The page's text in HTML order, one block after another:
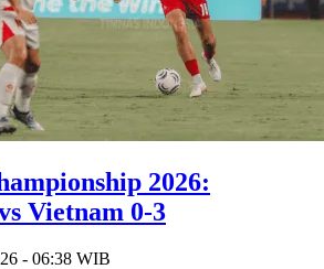
2026:
Vietnam 0-3
- 06:38 WIB